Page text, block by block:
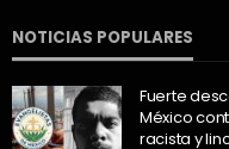
NOTICIAS POPULARES
Fuerte
México
racista y